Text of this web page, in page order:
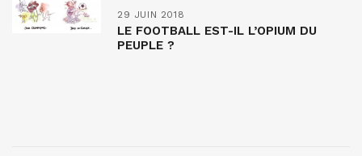
29 JUIN 2018
LE FOOTBALL EST-IL L’OPIUM DU
PEUPLE ?